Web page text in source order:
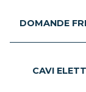
DOMANDE
CAVI